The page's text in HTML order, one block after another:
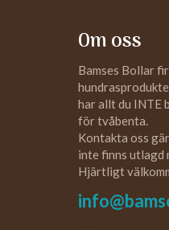
Om oss
Bamses Bollar
har allt du INTE
för tvåbenta.
Kontakta oss
inte finns utlagd
Hjärtligt